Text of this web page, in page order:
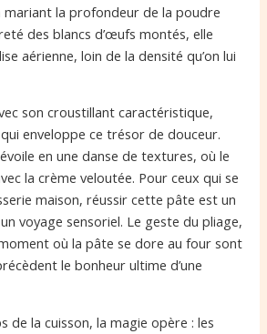
mariant la profondeur de la poudre
des blancs d’œufs montés, elle
aérienne, loin de la densité qu’on lui
son croustillant caractéristique,
enveloppe ce trésor de douceur.
en une danse de textures, où le
la crème veloutée. Pour ceux qui se
maison, réussir cette pâte est un
voyage sensoriel. Le geste du pliage,
où la pâte se dore au four sont
le bonheur ultime d’une
de la cuisson, la magie opère : les